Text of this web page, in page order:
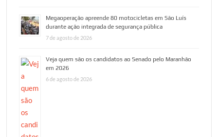
Megaoperação apreende 80 motocicletas em São Luís
durante ação integrada de segurança pública
7 de agosto de 2026
Veja quem são os candidatos ao Senado pelo Maranhão
em 2026
6 de agosto de 2026